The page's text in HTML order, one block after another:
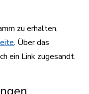
zu erhalten,
. Über das
ein Link zugesandt.